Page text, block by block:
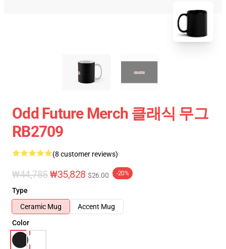
Odd Future Merch 클래식 무그
RB2709
(8 customer reviews)
₩44,785₩35,828 $26.00 -20%
Type
Ceramic Mug
Accent Mug
Color